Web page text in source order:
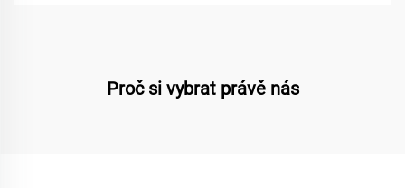
Proč si vybrat právě nás